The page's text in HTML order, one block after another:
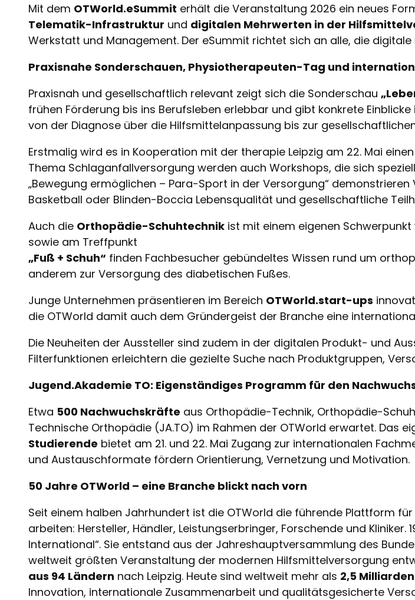
Mit dem OTWorld.eSummit erhält die Veranstaltung 2026 ein neues
Telematik-Infrastruktur und digitalen Mehrwerten in der
Werkstatt und Management. Der eSummit richtet sich an alle, die
Praxisnahe Sonderschauen, Physiotherapeuten-Tag und
Praxisnah und gesellschaftlich relevant zeigt sich die Sonderschau
frühen Förderung bis ins Berufsleben erlebbar und gibt konkrete
von der Diagnose über die Hilfsmittelanpassung bis zur
Erstmalig wird es in Kooperation mit der therapie Leipzig am 22. Mai einen
Thema Schlaganfallversorgung werden auch Workshops, die sich
„Bewegung ermöglichen – Para-Sport in der Versorgung“
Basketball oder Blinden-Boccia Lebensqualität und gesellschaftliche
Auch die Orthopädie-Schuhtechnik ist mit einem eigenen
sowie am Treffpunkt
„Fuß + Schuh“ finden Fachbesucher gebündeltes Wissen rund um
anderem zur Versorgung des diabetischen Fußes.
Junge Unternehmen präsentieren im Bereich OTWorld.start-ups
die OTWorld damit auch dem Gründergeist der Branche eine
Die Neuheiten der Aussteller sind zudem in der digitalen Produkt- und
Filterfunktionen erleichtern die gezielte Suche nach Produktgruppen,
Jugend.Akademie TO: Eigenständiges Programm für den
Etwa 500 Nachwuchskräfte aus Orthopädie-Technik, Orthopädie-
Technische Orthopädie (JA.TO) im Rahmen der OTWorld erwartet. Das
Studierende bietet am 21. und 22. Mai Zugang zur internationalen
und Austauschformate fördern Orientierung, Vernetzung und Motivation.
50 Jahre OTWorld – eine Branche blickt nach vorn
Seit einem halben Jahrhundert ist die OTWorld die führende Plattform
arbeiten: Hersteller, Händler, Leistungserbringer, Forschende und
International“. Sie entstand aus der Jahreshauptversammlung des
weltweit größten Veranstaltung der modernen Hilfsmittelversorgung
aus 94 Ländern nach Leipzig. Heute sind weltweit mehr als 2,5
Innovation, internationale Zusammenarbeit und qualitätsgesicherte